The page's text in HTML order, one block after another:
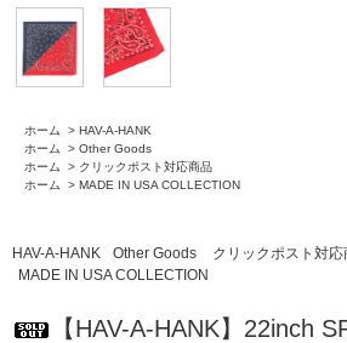
ホーム > HAV-A-HANK
ホーム
> Other Goods
ホーム
> クリックポスト対応商品
ホーム
> MADE IN USA COLLECTION
HAV-A-HANK Other Goods
クリックポスト対応
MADE IN USA COLLECTION
【HAV-A-HANK】22inch